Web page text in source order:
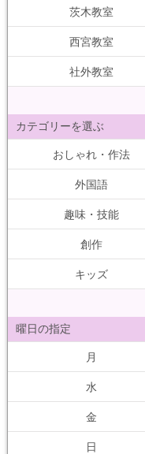
茨木教室
西宮教室
社外教室
カテゴリーを選ぶ
おしゃれ・作法
外国語
趣味・技能
創作
キッズ
曜日の指定
月
水
金
日